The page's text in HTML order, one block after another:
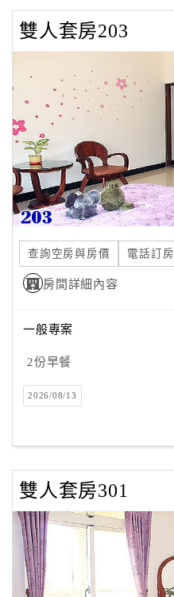
服
聯
Line
線
上
客
服
紅
利
查
訂
房
Q&A
旅
卡
訂
房
請
雙人套房203
查詢空房與房價 電話訂房
房間詳細內容
一般專案
2份早餐
2026/08/13
雙人套房301